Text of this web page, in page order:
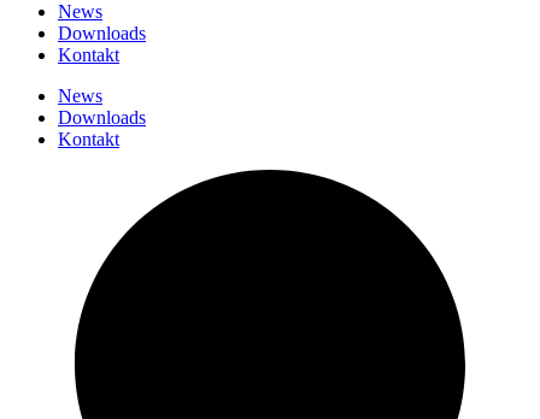
News
Downloads
Kontakt
News
Downloads
Kontakt